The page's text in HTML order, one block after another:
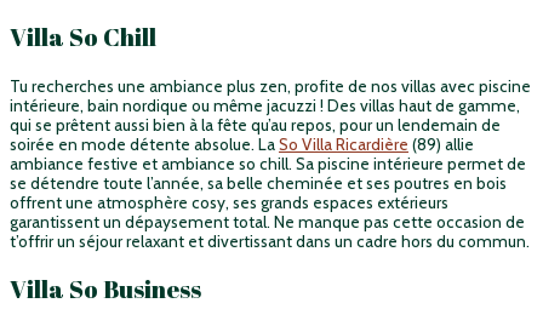
Villa So Chill
Tu recherches une ambiance plus zen, profite de nos villas avec piscine
intérieure, bain nordique ou même jacuzzi ! Des villas haut de gamme,
qui se prêtent aussi bien à la fête qu’au repos, pour un lendemain de
soirée en mode détente absolue. LaSo Villa Ricardière (89) allie
ambiance festive et ambiance so chill. Sa piscine intérieure permet de
se détendre toute l’année, sa belle cheminée et ses poutres en bois
offrent une atmosphère cosy, ses grands espaces extérieurs
garantissent un dépaysement total. Ne manque pas cette occasion de
t’offrir un séjour relaxant et divertissant dans un cadre hors du commun.
Villa So Business